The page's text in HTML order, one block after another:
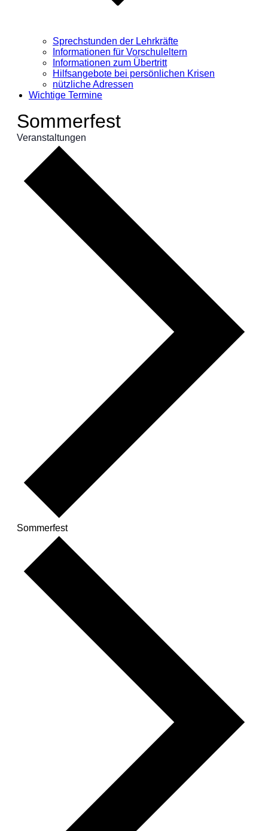
Sprechstunden der Lehrkräfte
Informationen für Vorschuleltern
Informationen zum Übertritt
Hilfsangebote bei persönlichen Krisen
nützliche Adressen
Wichtige Termine
Sommerfest
Veranstaltungen
Sommerfest